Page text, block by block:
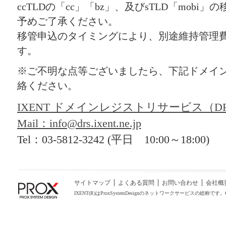
ccTLDの「cc」「bz」、及びsTLD「mobi」
予めご了承ください。
移管申込のタイミングにより、別途維持管理
す。
※ご不明な点等ございましたら、下記ドメイ
絡ください。
IXENT ドメインレジストリサービス（
Mail：info@drs.ixent.ne.jp
Tel：03-5812-3242 (平日 10:00～18:00)
サイトマップ よくある質問 お問い合わせ 会社概
IXENT(R)はProxSystemDesignのネットワークサービスの総称です